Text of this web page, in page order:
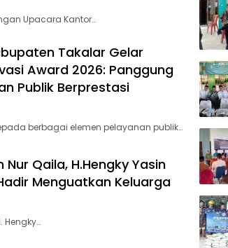
Upacara Kantor…
Takalar Gelar
Award 2026: Panggung
Publik Berprestasi
berbagai elemen pelayanan publik…
Qaila, H.Hengky Yasin
Menguatkan Keluarga
Hengky…